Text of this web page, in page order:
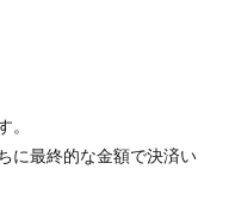
。
に最終的な金額で決済い